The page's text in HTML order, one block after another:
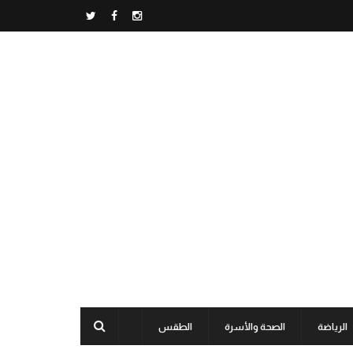
الرياضة الصحة والأسرة الطقس